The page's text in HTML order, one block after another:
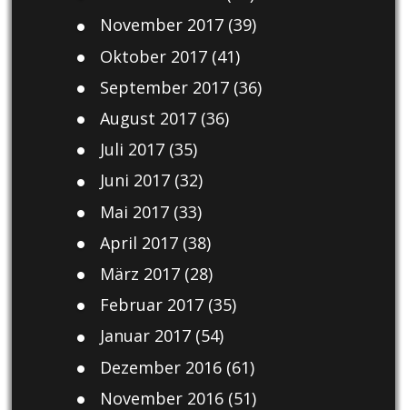
November 2017(39)
Oktober 2017(41)
September 2017(36)
August 2017(36)
Juli 2017(35)
Juni 2017(32)
Mai 2017(33)
April 2017(38)
März 2017(28)
Februar 2017(35)
Januar 2017(54)
Dezember 2016(61)
November 2016(51)